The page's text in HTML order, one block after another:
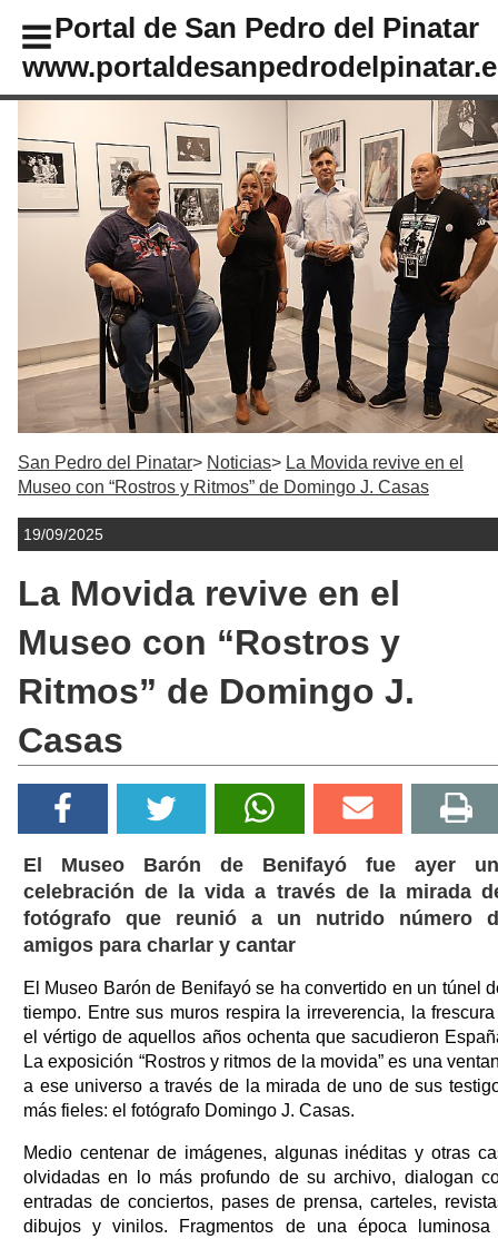
Portal de San Pedro del Pinatar
San Pedro del Pinatar Noticias
La Movida revive en el
Museo con “Rostros y Ritmos” de Domingo J. Casas
19/09/2025
La Movida revive en el
Museo con “Rostros y
Ritmos” de Domingo J.
Casas
El Museo Barón de Benifayó fue ayer
celebración de la vida a través de la mirada
fotógrafo que reunió a un nutrido número
amigos para charlar y cantar
El Museo Barón de Benifayó se ha convertido en un túnel
tiempo. Entre sus muros respira la irreverencia, la
el vértigo de aquellos años ochenta que sacudieron
La exposición “Rostros y ritmos de la movida” es una
a ese universo a través de la mirada de uno de sus
más fieles: el fotógrafo Domingo J. Casas.
Medio centenar de imágenes, algunas inéditas y otras
olvidadas en lo más profundo de su archivo, dialogan
entradas de conciertos, pases de prensa, carteles,
dibujos y vinilos. Fragmentos de una época luminosa